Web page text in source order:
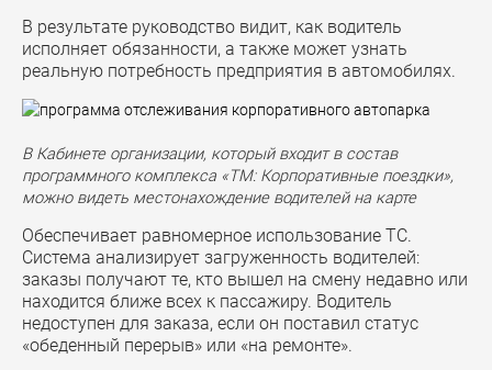
В результате руководство видит, как водитель
исполняет обязанности, а также может узнать
реальную потребность предприятия в автомобилях.
В Кабинете организации, который входит в состав
программного комплекса «ТМ: Корпоративные поездки»,
можно видеть местонахождение водителей на карте
Обеспечивает равномерное использование ТС.
Система анализирует загруженность водителей:
заказы получают те, кто вышел на смену недавно или
находится ближе всех к пассажиру. Водитель
недоступен для заказа, если он поставил статус
«обеденный перерыв» или «на ремонте».